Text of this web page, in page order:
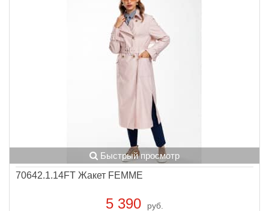
Быстрый просмотр
70642.1.14FT Жакет FEMME
5 390 руб.